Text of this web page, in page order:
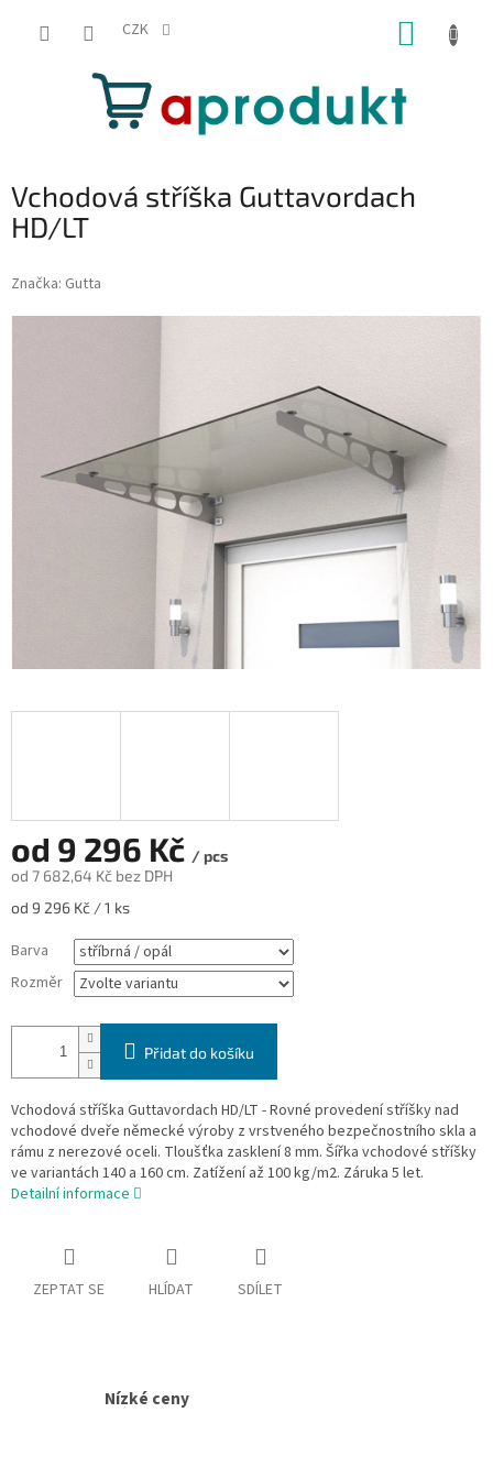
CZK
Vchodová stříška Guttavordach
HD/LT
Značka: Gutta
od 9 296 Kč / pcs
od 7 682,64 Kč bez DPH
Měrná
od 9 296 Kč / 1 ks
Barva
Rozměr
Přidat do košíku
Vchodová stříška Guttavordach HD/LT - Rovné provedení stříšky nad
vchodové dveře německé výroby z vrstveného bezpečnostního skla a
rámu z nerezové oceli. Tloušťka zasklení 8 mm. Šířka vchodové stříšky
ve variantách 140 a 160 cm. Zatížení až 100 kg/m2. Záruka 5 let.
Detailní informace
ZEPTAT SE HLÍDAT SDÍLET
Nízké ceny